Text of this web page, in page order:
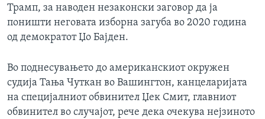
Трамп, за наводен незаконски заговор да ја
поништи неговата изборна загуба во 2020 година
од демократот Џо Бајден.
Во поднесувањето до американскиот окружен
судија Тања Чуткан во Вашингтон, канцеларијата
на специјалниот обвинител Џек Смит, главниот
обвинител во случајот, рече дека очекува нејзиното